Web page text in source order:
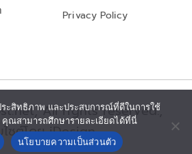
Privacy Policy
All rights reserved.,
ไซต์โดย iDesign
ะสิทธิภาพ และประสบการณ์ที่ดีในการใช้
ณสามารถศึกษารายละเอียดได้ที่นี่
นโยบายความเป็นส่วนตัว